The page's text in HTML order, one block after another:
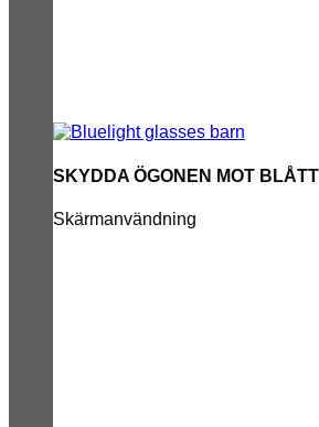
SKYDDA ÖGONEN MOT
Skärmanvändning